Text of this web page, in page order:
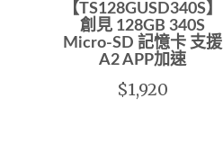
【TS128GUSD340S】
創見 128GB 340S
Micro-SD 記憶卡 支援
A2 APP加速
$1,920